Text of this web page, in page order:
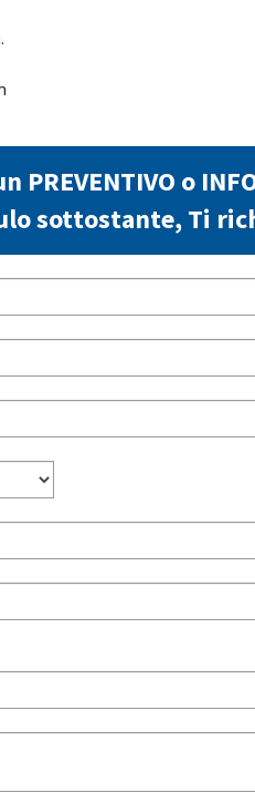
PREVENTIVO o
sottostante, Ti